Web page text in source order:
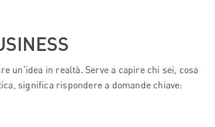
un’idea in realtà. Serve a capire chi sei, cosa
significa rispondere a domande chiave: